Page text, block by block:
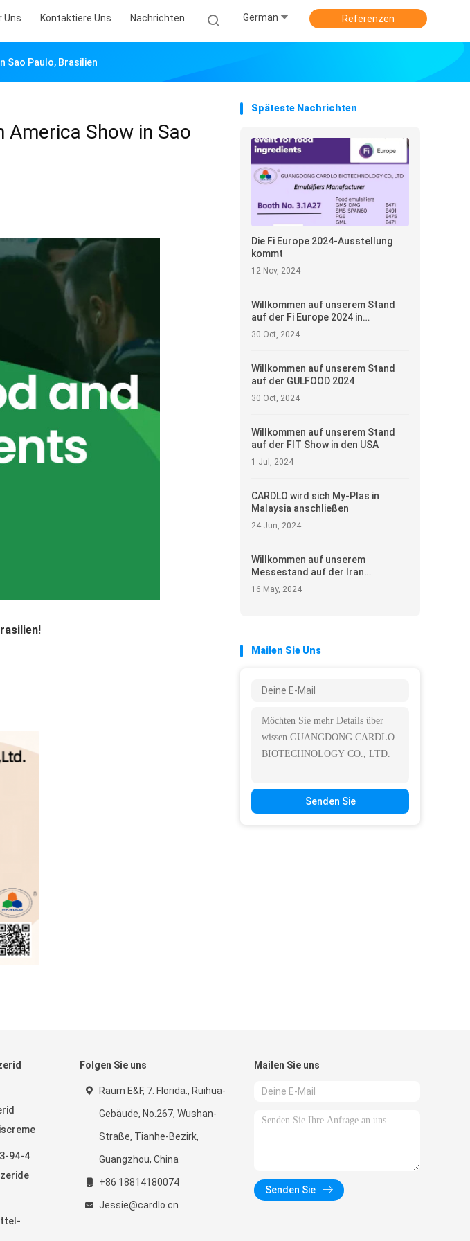
Uns Kontaktiere Uns Nachrichten German Referenzen
Sao Paulo, Brasilien
Show in Sao
Späteste Nachrichten
Die Fi Europe 2024-Ausstellung
kommt
12 Nov, 2024
Willkommen auf unserem Stand
auf der Fi Europe 2024 in
Deutschland
30 Oct, 2024
Willkommen auf unserem Stand
auf der GULFOOD 2024
30 Oct, 2024
Willkommen auf unserem Stand
auf der FIT Show in den USA
1 Jul, 2024
CARDLO wird sich My-Plas in
Malaysia anschließen
24 Jun, 2024
Willkommen auf unserem
Messestand auf der Iran
Agrofood Show im Iran
16 May, 2024
Mailen Sie Uns
Senden Sie
94-4
Folgen Sie uns
Raum E&F, 7. Florida., Ruihua-
Gebäude, No.267, Wushan-
Straße, Tianhe-Bezirk,
Guangzhou, China
+86 18814180074
Jessie@cardlo.cn
Mailen Sie uns
Senden Sie